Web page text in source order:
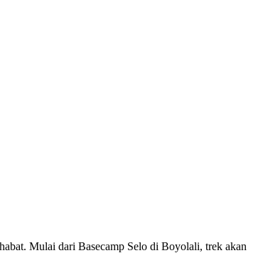
Mulai dari Basecamp Selo di Boyolali, trek akan